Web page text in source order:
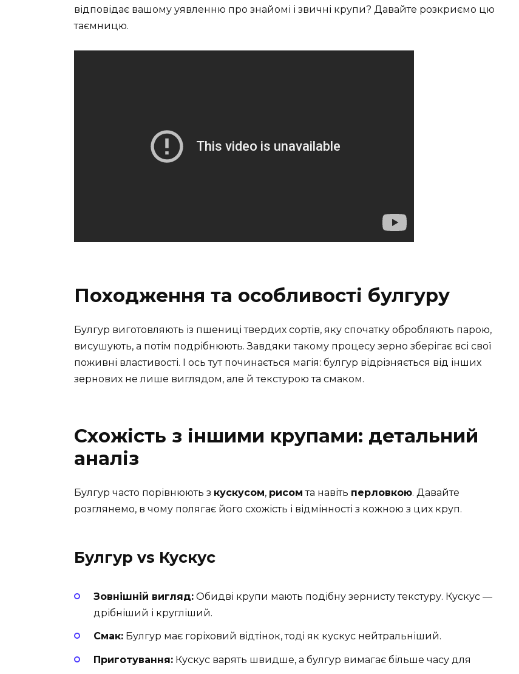
відповідає вашому уявленню про знайомі і звичні крупи? Давайте розкриємо цю
таємницю.
Походження та особливості булгуру
Булгур виготовляють із пшениці твердих сортів, яку спочатку обробляють парою,
висушують, а потім подрібнюють. Завдяки такому процесу зерно зберігає всі свої
поживні властивості. І ось тут починається магія: булгур відрізняється від інших
зернових не лише виглядом, але й текстурою та смаком.
Схожість з іншими крупами: детальний
аналіз
Булгур часто порівнюють з кускусом, рисом та навіть перловкою. Давайте
розглянемо, в чому полягає його схожість і відмінності з кожною з цих круп.
Булгур vs Кускус
Зовнішній вигляд: Обидві крупи мають подібну зернисту текстуру. Кускус —
дрібніший і кругліший.
Смак: Булгур має горіховий відтінок, тоді як кускус нейтральніший.
Приготування: Кускус варять швидше, а булгур вимагає більше часу для